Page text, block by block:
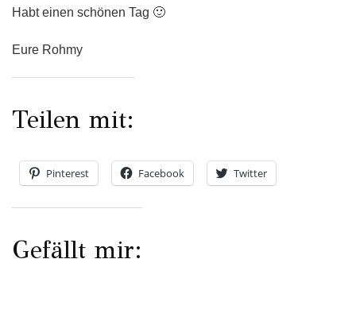
Habt einen schönen Tag 🙂
Eure Rohmy
Teilen mit:
Pinterest Facebook Twitter
Gefällt mir: